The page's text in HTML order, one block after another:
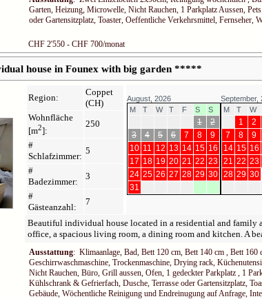
Garten, Heizung, Microwelle, Nicht Rauchen, 1 Parkplatz Aussen,
oder Gartensitzplatz, Toaster, Oeffentliche Verkehrsmittel, Fernseher,
CHF 2'550 - CHF 700/monat
house in Founex with big garden *****
Region:
Coppet
(CH)
Wohnfläche
[m2]:
250
#
Schlafzimmer:
5
#
Badezimmer:
3
#
Gästeanzahl:
7
August, 2026 September,
M
T W T F S S
1
2
3
4 5 6 7 8
9
10 11 12 13 14 15 16
17 18 19 20 21 22 23
24 25 26 27 28 29 30
31
M T W
1 2
7
8 9
14 15 16
21 22 23
28 29 30
Beautiful individual house located in a residential and family
office, a spacious living room, a dining room and kitchen. A
Ausstattung: Klimaanlage, Bad, Bett 120 cm, Bett 140 cm , Bett
Geschirrwaschmaschine, Trockenmaschine, Drying rack,
Nicht Rauchen, Büro, Grill aussen, Ofen, 1 gedeckter Parkplatz , 1
Kühlschrank & Gefrierfach, Dusche, Terrasse oder Gartensitzplatz,
Gebäude, Wöchentliche Reinigung und Endreinugung auf Anfrage,